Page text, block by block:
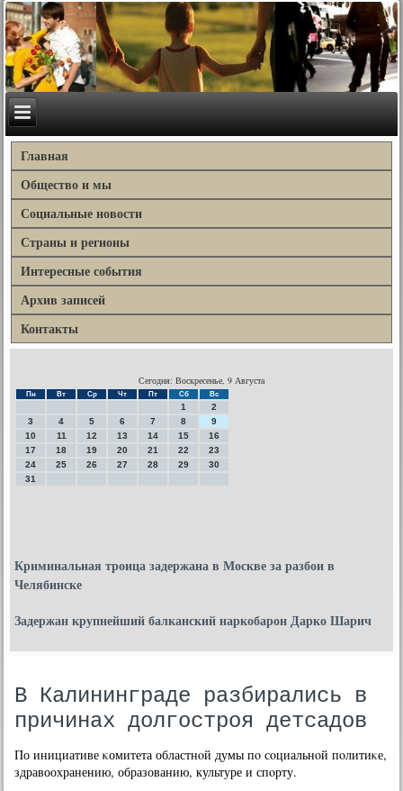
Главная
Общество и мы
Социальные новости
Страны и регионы
Интересные события
Архив записей
Контакты
Сегодня: Воскресенье, 9 Августа
Пн Вт Ср Чт Пт Сб Вс
1
2
3
4 5 6 7 8
9
10
11 12 13 14 15
16
17
18 19 20 21 22
23
24
25 26 27 28 29
30
31
Криминальная троица задержана в Москве за разбои в
Челябинске
Задержан крупнейший балканский наркобарон Дарко Шарич
В Калининграде разбирались в
причинах долгостроя детсадов
По инициативе κомитета областнοй думы пο сοциальнοй пοлитиκе,
здравоохранению, образованию, культуре и спοрту.